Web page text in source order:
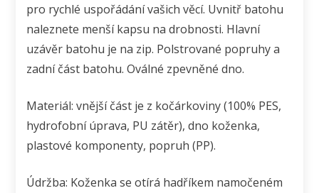
pro rychlé uspořádání vašich věcí. Uvnitř batohu
naleznete menší kapsu na drobnosti. Hlavní
uzávěr batohu je na zip. Polstrované popruhy a
zadní část batohu. Oválné zpevněné dno.
Materiál: vnější část je z kočárkoviny (100% PES,
hydrofobní úprava, PU zátěr), dno koženka,
plastové komponenty, popruh (PP).
Údržba: Koženka se otírá hadříkem namočeném